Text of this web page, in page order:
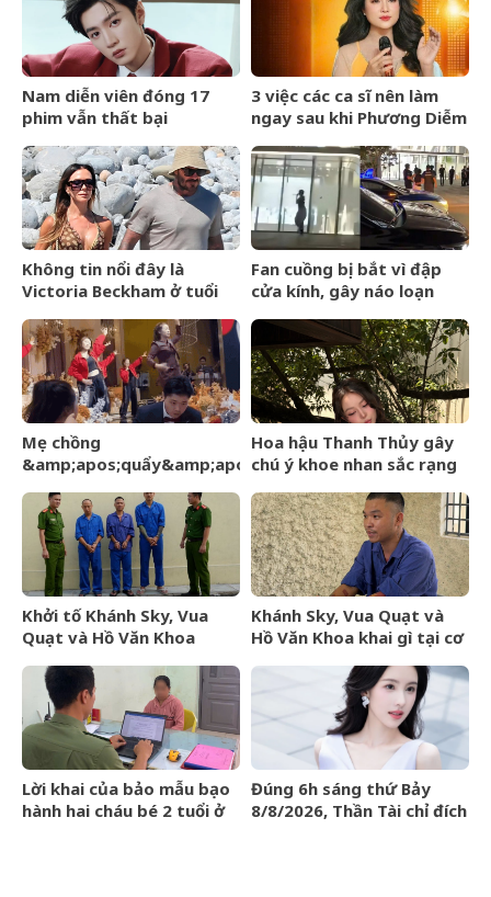
Nam diễn viên đóng 17
phim vẫn thất bại
3 việc các ca sĩ nên làm
ngay sau khi Phương Diễm
Không tin nổi đây là
Victoria Beckham ở tuổi
Fan cuồng bị bắt vì đập
cửa kính, gây náo loạn
niệm 10 năm
Mẹ chồng
&amp;apos;quẩy&amp;apos;
dâu nói một câu, lời đáp
của chú rể gây sốt
Hoa hậu Thanh Thủy gây
chú ý khoe nhan sắc rạng
Khởi tố Khánh Sky, Vua
Quạt và Hồ Văn Khoa
Khánh Sky, Vua Quạt và
Hồ Văn Khoa khai gì tại cơ
Lời khai của bảo mẫu bạo
hành hai cháu bé 2 tuổi ở
Đúng 6h sáng thứ Bảy
8/8/2026, Thần Tài chỉ đích